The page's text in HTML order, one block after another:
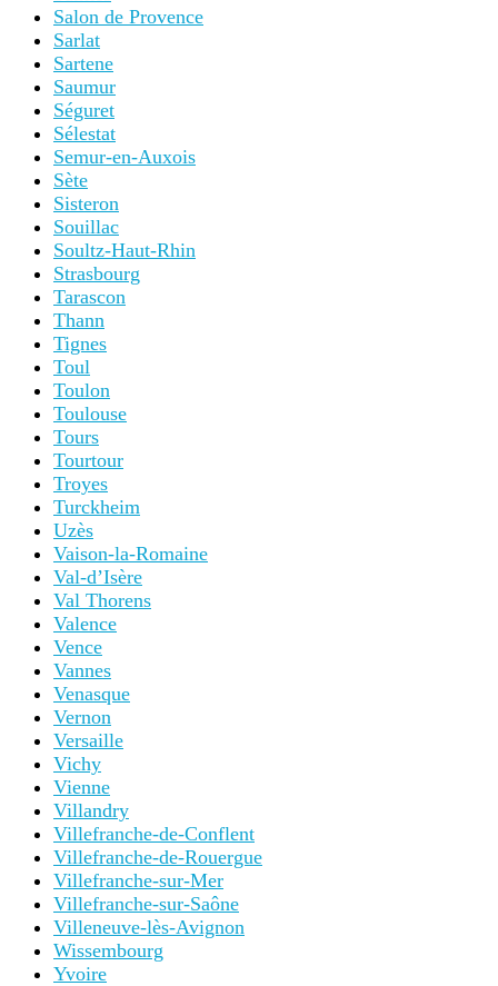
Salon de Provence
Sarlat
Sartene
Saumur
Séguret
Sélestat
Semur-en-Auxois
Sète
Sisteron
Souillac
Soultz-Haut-Rhin
Strasbourg
Tarascon
Thann
Tignes
Toul
Toulon
Toulouse
Tours
Tourtour
Troyes
Turckheim
Uzès
Vaison-la-Romaine
Val-d’Isère
Val Thorens
Valence
Vence
Vannes
Venasque
Vernon
Versaille
Vichy
Vienne
Villandry
Villefranche-de-Conflent
Villefranche-de-Rouergue
Villefranche-sur-Mer
Villefranche-sur-Saône
Villeneuve-lès-Avignon
Wissembourg
Yvoire